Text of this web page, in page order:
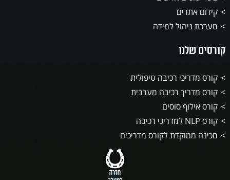
קידום אתרים
מערכת ניהול למידה
קורסים שלנו
קורס מדריכי רכיבה טיפולית
קורס מדריך רכיבה מערבית
קורס אילוף סוסים
קורס NLP למדריכי רכיבה
מכינה ממוקדת לקורס מדריכים